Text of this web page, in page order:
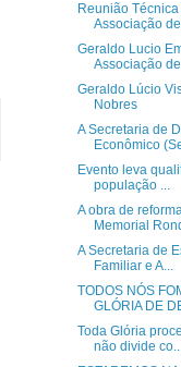
Reunião
Associação
Geraldo Lucio
Associação
Geraldo Lúcio
Nobres
A Secretaria de
Econômico
Evento leva
população ...
A obra de
Memorial
A Secretaria de
Familiar e A...
TODOS NÓS
GLÓRIA DE
Toda Glória
não divide